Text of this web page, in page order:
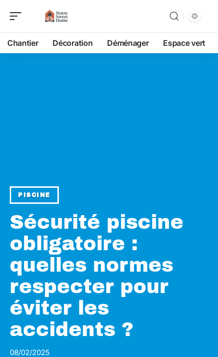
Chantier Décoration Déménager Espace vert
PISCINE
Sécurité piscine
obligatoire :
quelles normes
respecter pour
éviter les
accidents ?
08/02/2025